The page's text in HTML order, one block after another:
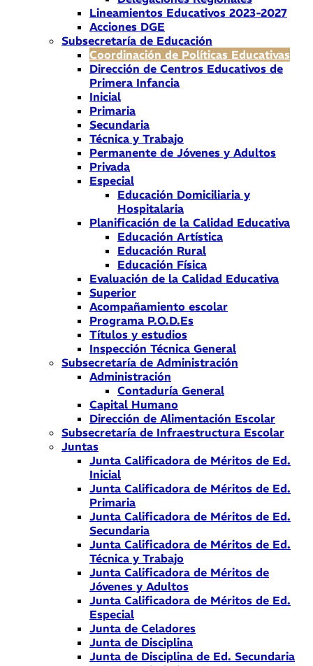
Lineamientos Educativos 2023-2027
Acciones DGE
Subsecretaría de Educación
Coordinación de Políticas Educativas
Dirección de Centros Educativos de
Primera Infancia
Inicial
Primaria
Secundaria
Técnica y Trabajo
Permanente de Jóvenes y Adultos
Privada
Especial
Educación Domiciliaria y
Hospitalaria
Planificación de la Calidad Educativa
Educación Artística
Educación Rural
Educación Física
Evaluación de la Calidad Educativa
Superior
Acompañamiento escolar
Programa P.O.D.Es
Títulos y estudios
Inspección Técnica General
Subsecretaría de Administración
Administración
Contaduría General
Capital Humano
Dirección de Alimentación Escolar
Subsecretaría de Infraestructura Escolar
Juntas
Junta Calificadora de Méritos de Ed.
Inicial
Junta Calificadora de Méritos de Ed.
Primaria
Junta Calificadora de Méritos de Ed.
Secundaria
Junta Calificadora de Méritos de Ed.
Técnica y Trabajo
Junta Calificadora de Méritos de
Jóvenes y Adultos
Junta Calificadora de Méritos de Ed.
Especial
Junta de Celadores
Junta de Disciplina
Junta de Disciplina de Ed. Secundaria